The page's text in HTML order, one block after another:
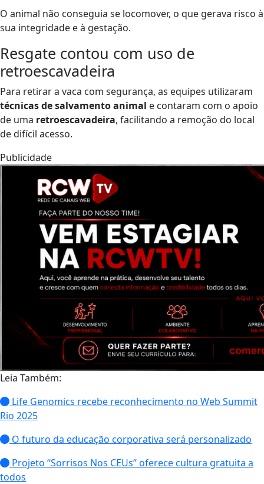
O animal não conseguia se locomover, o que gerava risco à
sua integridade e à gestação.
Resgate contou com uso de
retroescavadeira
Para retirar a vaca com segurança, as equipes utilizaram
técnicas de salvamento animal e contaram com o apoio
de uma retroescavadeira, facilitando a remoção do local
de difícil acesso.
Publicidade
Leia Também:
Life Genomics recebe reconhecimento no Web Summit
Rio 2025
O futuro da educação corporativa será personalizado
Projeto “Sorrisos Nos CEUs” oferece cultura gratuita a
todos